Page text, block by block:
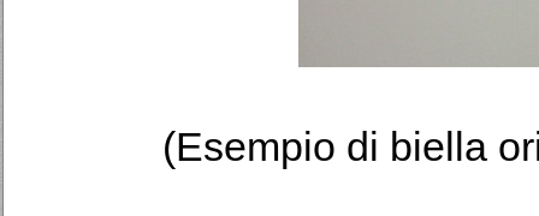
(Esempio di biella